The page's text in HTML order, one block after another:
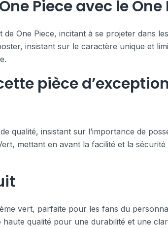
Piece avec le
de One Piece, incitant à se projeter dans
insistant sur le caractère unique et
pièce
qualité, insistant sur l’importance de
mettant en avant la facilité et la sécurité
vert, parfaite pour les fans du
qualité pour une durabilité et une